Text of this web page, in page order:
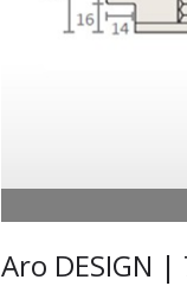
Aro DESIGN |